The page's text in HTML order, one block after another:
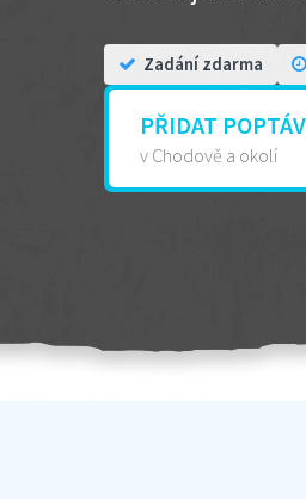
Zadání zdarma
PŘIDAT
v Chodově a okolí